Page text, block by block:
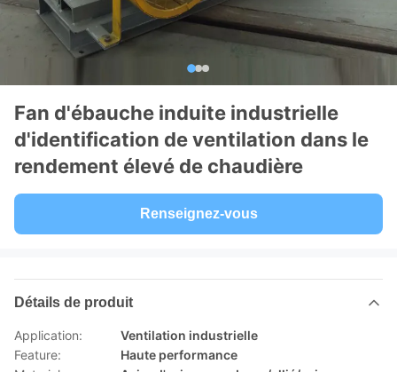
Fan d'ébauche induite industrielle
d'identification de ventilation dans le
rendement élevé de chaudière
Renseignez-vous
Détails de produit
Application:
Ventilation industrielle
Feature:
Haute performance